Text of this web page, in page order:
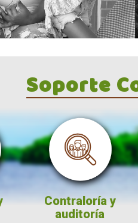
Soporte
Contraloría y
auditoría